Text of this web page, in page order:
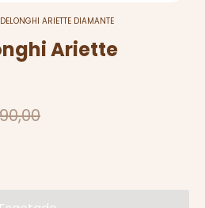
ARIETTE DIAMANTE
Ariette